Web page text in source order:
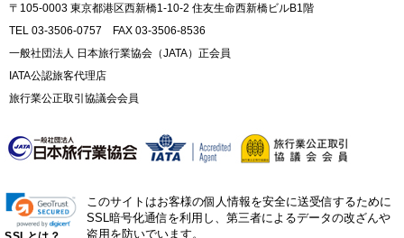
〒105-0003 東京都港区西新橋1-10-2 住友生命西新橋ビルB1階
TEL 03-3506-0757 FAX 03-3506-8536
一般社団法人 日本旅行業協会（JATA）正会員
IATA公認旅客代理店
旅行業公正取引協議会会員
このサイトはお客様の個人情報を安全に送受信するために
SSL暗号化通信を利用し、第三者によるデータの改ざんや
盗用を防いでいます。